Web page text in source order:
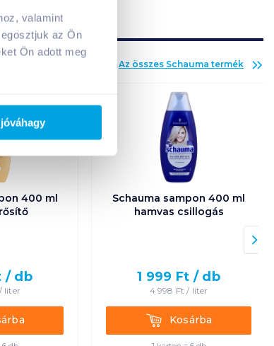
valamint
az Ön
Ön adott meg
Az összes Schauma termék
400 ml
/ db
liter
Schauma sampon 400 ml
hamvas csillogás
1 999 Ft / db
4 998 Ft / liter
KosárbaKosárba